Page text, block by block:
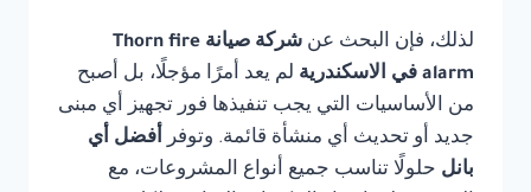
لذلك، فإن البحث عن
شركة صيانة Thorn fire
alarm في الاسكندرية
لم يعد أمرًا مؤجلًا، بل أصبح
من الأساسيات التي يجب تنفيذها فور تجهيز أي مبنى
جديد أو تحديث أي منشأة قائمة. وتوفر أفضل أي
بانل حلولًا تناسب جميع أنواع المشروعات، مع